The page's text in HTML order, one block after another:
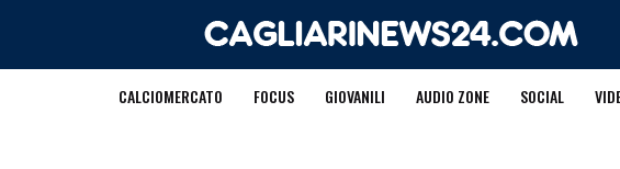
CALCIOMERCATO FOCUS GIOVANILI AUDIO ZONE SOCIAL